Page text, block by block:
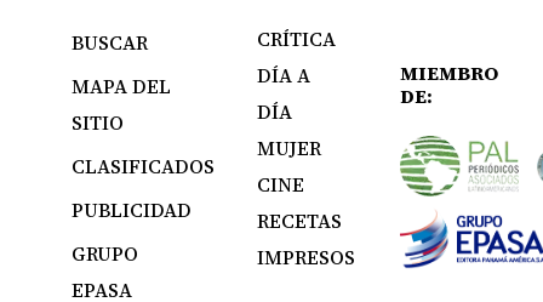
BUSCAR
MAPA DEL
SITIO
CLASIFICADOS
PUBLICIDAD
GRUPO
EPASA
CRÍTICA
DÍA A
DÍA
MUJER
CINE
RECETAS
IMPRESOS
MIEMBRO
DE: